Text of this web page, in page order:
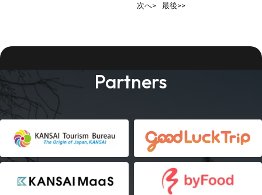
次へ> 最後>>
Partners